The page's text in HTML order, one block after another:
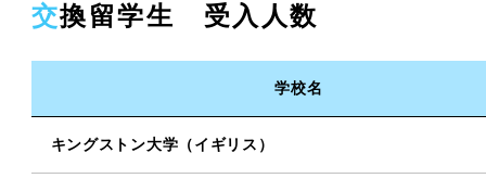
交換留学生 受入人数
学校名
キングストン大学（イギリス）